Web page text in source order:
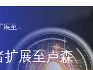
韩国数字身份领导者扩展至卢森堡
扩展至卢森